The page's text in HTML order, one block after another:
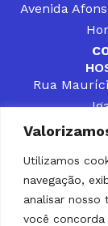
Utilizamos
navegação,
analisar nosso
você
Avenida
Rua
CONTATOS
PÚBLICOS
PARCEIRO
SOLUÇÃO
GESTORES